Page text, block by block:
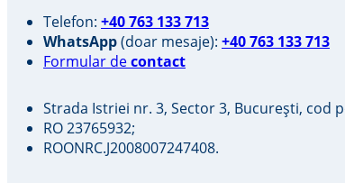
Telefon: +40 763 133 713
WhatsApp(doar mesaje): +40 763 133 713
Formular decontact
Strada Istriei nr. 3, Sector 3, București, cod
RO 23765932;
ROONRC.J2008007247408.